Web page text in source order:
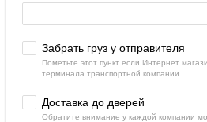
Забрать груз у отправителя
Пометьте этот пункт если Интернет
терминала транспортной компании.
Доставка до дверей
Обратите внимание у каждой компании